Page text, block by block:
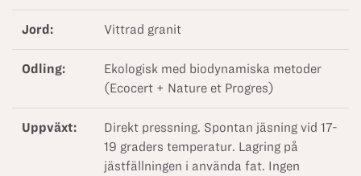
Jord: Vittrad granit
Odling:
Ekologisk med biodynamiska metoder
(Ecocert + Nature et Progres)
Uppväxt:
Direkt pressning. Spontan jäsning vid 17-
19 graders temperatur. Lagring på
jästfällningen i använda fat. Ingen